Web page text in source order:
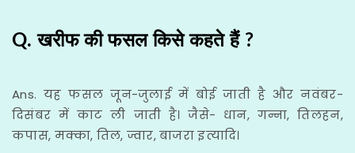
Q. खरीफ की फसल किसे कहते हैं ?
Ans. यह फसल जून-जुलाई में बोई जाती है और नवंबर-
दिसंबर में काट ली जाती है। जैसे- धान, गन्ना, तिलहन,
कपास, मक्का, तिल, ज्वार, बाजरा इत्यादि।